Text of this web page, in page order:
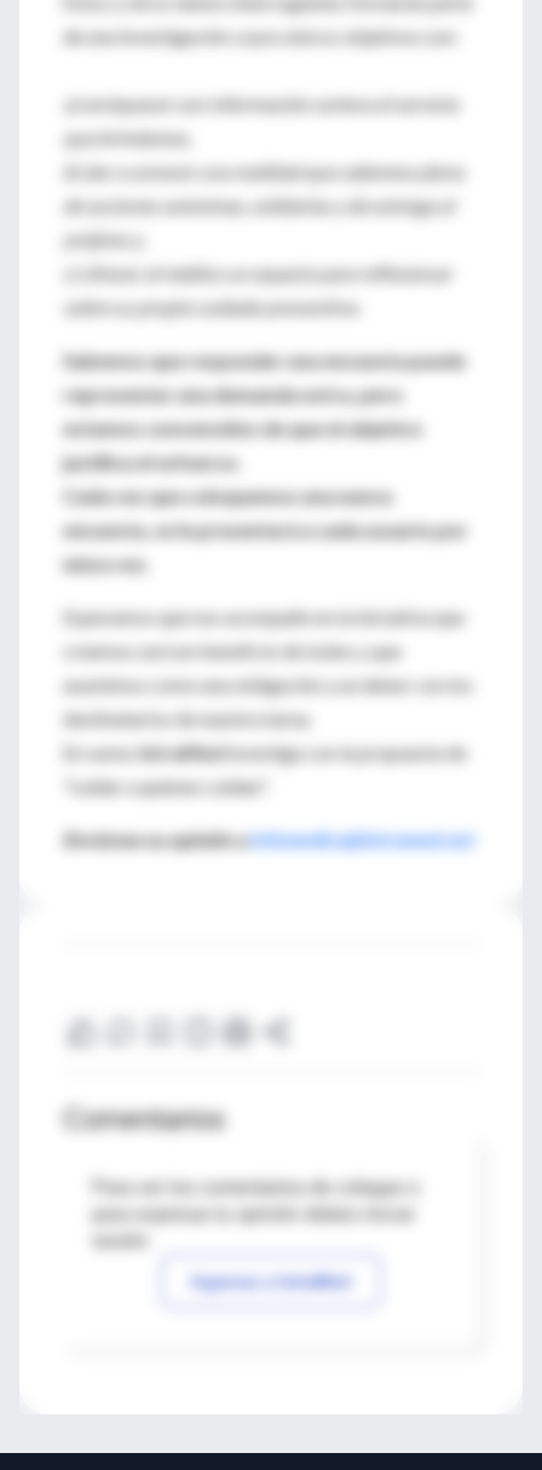
de una investigación cuyos únicos objetivos son:
a) enriquecer con información certera el servicio
que brindamos,
b) dar a conocer una realidad que sabemos plena
de acciones anónimas, solidarias y de entrega al
prójimo y,
c) ofrecer al médico un espacio para reflexionar
sobre su propio cuidado preventivo.
Sabemos que responder una encuesta puede
representar una demanda extra, pero
estamos convencidos de que el objetivo
justifica el esfuerzo.
Cada vez que coloquemos una nueva
encuesta, se le presentará a cada usuario por
única vez.
Esperamos que nos acompañe en la iniciativa que
creemos será en beneficio de todos y que
asumimos como una obligación y un deber con los
destinatarios de nuestra tarea.
En suma:IntraMedinvestiga con la propuesta de
"cuidar a quienes cuidan".
Envíenos su opinión ainfomedica@intramed.net
Comentarios
Para ver los comentarios de colegas o
Ingresar a IntraMed